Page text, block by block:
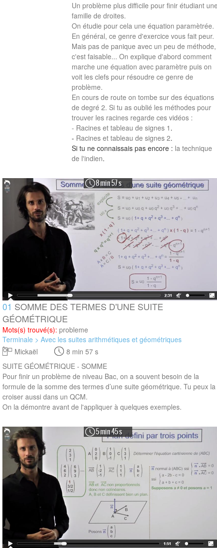
Un problème plus difficile pour finir étudiant
famille de droites.
On étudie pour cela une équation paramètrée.
En général, ce genre d'exercice vous fait peur.
Mais pas de panique avec un peu de méthode,
c'est faisable... On explique d'abord comment
marche une équation avec paramètre puis on
voit les clefs pour résoudre ce genre de
problème.
En cours de route on tombe sur des équations
de degré 2. Si tu as oublié les méthodes pour
trouver les racines regarde ces vidéos :
- Racines et tableau de signes 1 .
- Racines et tableau de signes 2.
Si tu ne connaissais pas encore : la technique
de l'indien.
8 min 57 s
01 SOMME DES TERMES D'UNE SUITE
GÉOMÉTRIQUE
Mots(s) trouvé(s): probleme
Terminale > Avec les suites arithmétiques et géométriques
Mickaël
8 min 57 s
SUITE GÉOMÉTRIQUE - SOMME
Pour finir un problème de niveau Bac, on a souvent besoin de la
formule de la somme des termes d’une suite géométrique. Tu peux la
croiser aussi dans un QCM.
On la démontre avant de l'appliquer à quelques exemples.
5 min 45 s